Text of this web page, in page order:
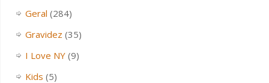
Geral (284)
Gravidez (35)
I Love NY(9)
Kids (5)